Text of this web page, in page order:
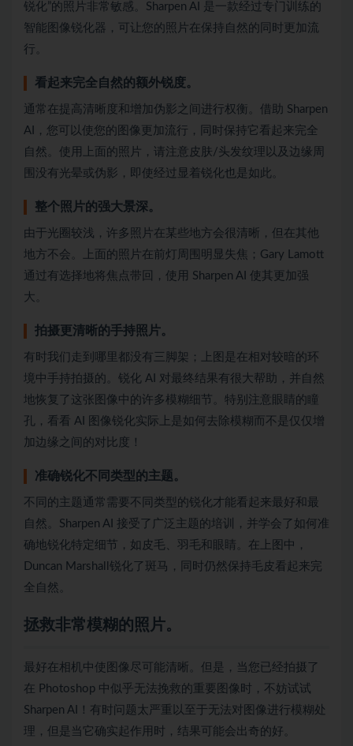
锐化”的照片非常敏感。Sharpen AI 是一款经过专门训练的
智能图像锐化器，可让您的照片在保持自然的同时更加流
行。
看起来完全自然的额外锐度。
通常在提高清晰度和增加伪影之间进行权衡。借助 Sharpen
AI，您可以使您的图像更加流行，同时保持它看起来完全
自然。使用上面的照片，请注意皮肤/头发纹理以及边缘周
围没有光晕或伪影，即使经过显着锐化也是如此。
整个照片的强大景深。
由于光圈较浅，许多照片在某些地方会很清晰，但在其他
地方不会。上面的照片在前灯周围明显失焦；Gary Lamott
通过有选择地将焦点带回，使用 Sharpen AI 使其更加强
大。
拍摄更清晰的手持照片。
有时我们走到哪里都没有三脚架；上图是在相对较暗的环
境中手持拍摄的。锐化 AI 对最终结果有很大帮助，并自然
地恢复了这张图像中的许多模糊细节。特别注意眼睛的瞳
孔，看看 AI 图像锐化实际上是如何去除模糊而不是仅仅增
加边缘之间的对比度！
准确锐化不同类型的主题。
不同的主题通常需要不同类型的锐化才能看起来最好和最
自然。Sharpen AI 接受了广泛主题的培训，并学会了如何准
确地锐化特定细节，如皮毛、羽毛和眼睛。在上图中，
Duncan Marshall锐化了斑马，同时仍然保持毛皮看起来完
全自然。
拯救非常模糊的照片。
最好在相机中使图像尽​​可能清晰。但是，当您已经拍摄了
在 Photoshop 中似乎无法挽救的重要图像时，不妨试试
Sharpen AI！有时问题太严重以至于无法对图像进行模糊处
理，但是当它确实起作用时，结果可能会出奇的好。